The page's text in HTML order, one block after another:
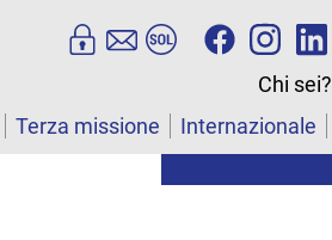
Chi sei?
Terza missione Internazionale